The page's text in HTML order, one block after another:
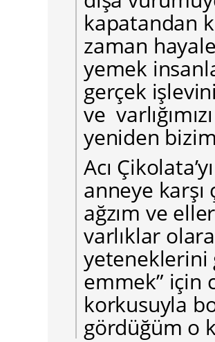
kapatandan
zaman
yemek
gerçek
ve
yeniden
Acı
anneye karşı
ağzım ve
varlıklar
yeteneklerini
emmek” için
korkusuyla
gördüğüm o